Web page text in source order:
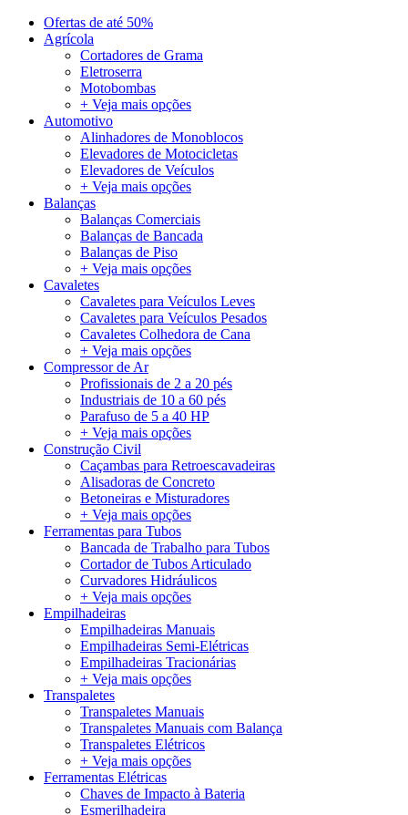
Ofertas de até 50%
Agrícola
Cortadores de Grama
Eletroserra
Motobombas
+ Veja mais opções
Automotivo
Alinhadores de Monoblocos
Elevadores de Motocicletas
Elevadores de Veículos
+ Veja mais opções
Balanças
Balanças Comerciais
Balanças de Bancada
Balanças de Piso
+ Veja mais opções
Cavaletes
Cavaletes para Veículos Leves
Cavaletes para Veículos Pesados
Cavaletes Colhedora de Cana
+ Veja mais opções
Compressor de Ar
Profissionais de 2 a 20 pés
Industriais de 10 a 60 pés
Parafuso de 5 a 40 HP
+ Veja mais opções
Construção Civil
Caçambas para Retroescavadeiras
Alisadoras de Concreto
Betoneiras e Misturadores
+ Veja mais opções
Ferramentas para Tubos
Bancada de Trabalho para Tubos
Cortador de Tubos Articulado
Curvadores Hidráulicos
+ Veja mais opções
Empilhadeiras
Empilhadeiras Manuais
Empilhadeiras Semi-Elétricas
Empilhadeiras Tracionárias
+ Veja mais opções
Transpaletes
Transpaletes Manuais
Transpaletes Manuais com Balança
Transpaletes Elétricos
+ Veja mais opções
Ferramentas Elétricas
Chaves de Impacto à Bateria
Esmerilhadeira